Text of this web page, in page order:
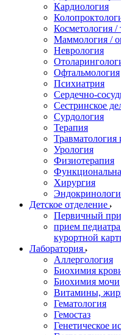
Кардиология
Косметология /
Маммология /
Неврология
Офтальмология
Психиатрия
Сердечно-
Сестринское
Сурдология
Терапия
Травматология
Урология
Физиотерапия
Хирургия
Детское отделение
Первичный
прием
курортной
Лаборатория
Аллергология
Биохимия
Биохимия мочи
Витамины,
Гематология
Гемостаз
Генетическое